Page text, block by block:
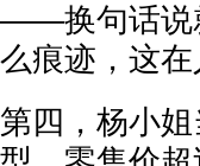
——换句话说
么痕迹，这
第四，杨小